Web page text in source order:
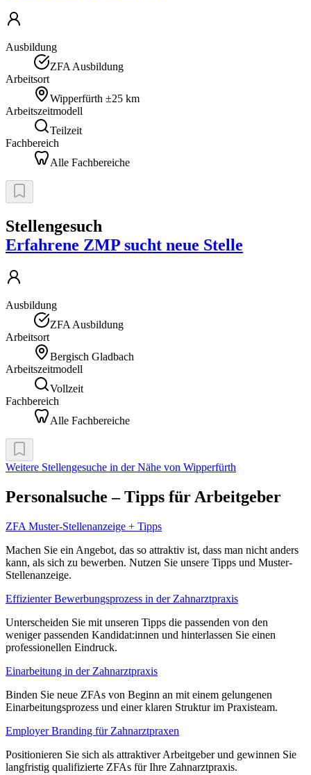
Ausbildung
ZFA Ausbildung
Arbeitsort
Wipperfürth ±25 km
Arbeitszeitmodell
Teilzeit
Fachbereich
Alle Fachbereiche
Stellengesuch
Erfahrene ZMP sucht neue Stelle
Ausbildung
ZFA Ausbildung
Arbeitsort
Bergisch Gladbach
Arbeitszeitmodell
Vollzeit
Fachbereich
Alle Fachbereiche
Weitere Stellengesuche in der Nähe von Wipperfürth
Personalsuche – Tipps für Arbeitgeber
ZFA Muster-Stellenanzeige + Tipps
Machen Sie ein Angebot, das so attraktiv ist, dass man nicht anders
kann, als sich zu bewerben. Nutzen Sie unsere Tipps und Muster-
Stellenanzeige.
Effizienter Bewerbungsprozess in der Zahnarztpraxis
Unterscheiden Sie mit unseren Tipps die passenden von den
weniger passenden Kandidat:innen und hinterlassen Sie einen
professionellen Eindruck.
Einarbeitung in der Zahnarztpraxis
Binden Sie neue ZFAs von Beginn an mit einem gelungenen
Einarbeitungsprozess und einer klaren Struktur im Praxisteam.
Employer Branding für Zahnarztpraxen
Positionieren Sie sich als attraktiver Arbeitgeber und gewinnen Sie
langfristig qualifizierte ZFAs für Ihre Zahnarztpraxis.